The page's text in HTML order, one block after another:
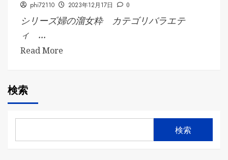
phi72110 2023年12月17日 0
シリーズ婦の溜女粋 カテゴリバラエテ
ィ ...
Read More
検索
検索